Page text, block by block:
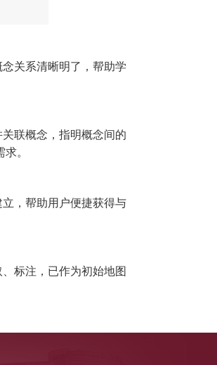
关系清晰明了，帮助学
联概念，指明概念间的
。
，帮助用户便捷获得与
标注，已作为初始地图